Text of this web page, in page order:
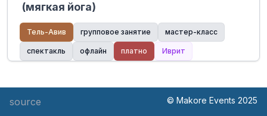
(мягкая йога)
Тель-Авив групповое занятие мастер-класс
спектакль офлайн платно Иврит
source © Makore Events 2025